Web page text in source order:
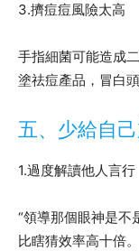
3.擠痘痘風險太高
手指細菌可能造成
塗祛痘產品，冒白
五、少給自
1.過度解讀他人言行
“領導那個眼神是不
比瞎猜效率高十倍。